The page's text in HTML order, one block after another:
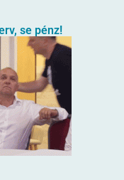
se pénz!